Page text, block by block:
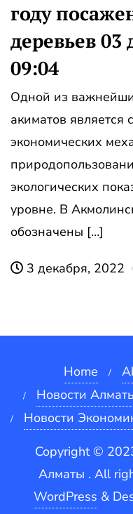
году
деревьев 03
09:04
Одной из
акиматов является
экономических
экологических
уровне. В
обозначены […]
3 декабря, 2022
Home
Новости
Новости
Copyright ©
Алматы . All
WordPress &